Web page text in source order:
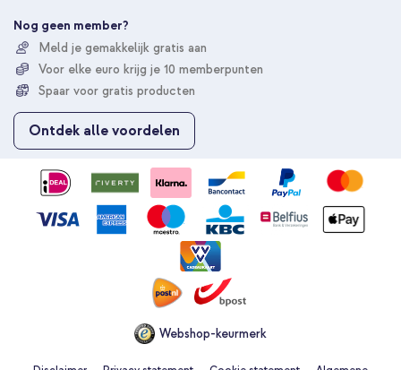
e
u
o
p
z
Nog geen member?
Meld je gemakkelijk gratis aan
Voor elke euro krijg je 10 memberpunten
Spaar voor gratis producten
Ontdek alle voordelen
Webshop-keurmerk